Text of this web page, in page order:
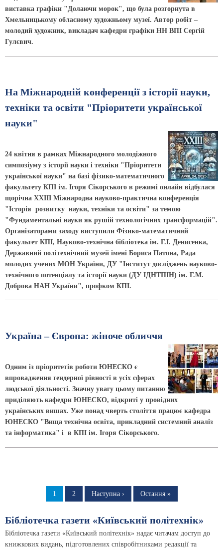
виставка графіки "Долаючи морок", що була розгорнута в
Хмельницькому обласному художньому музеї. Автор робіт –
молодий художник, викладач кафедри графіки НН ВПІ Сергій
Гулєвич.
На Міжнародній конференції з історії науки,
техніки та освіти "Пріоритети української
науки"
24 квітня в рамках Міжнародного молодіжного
симпозіуму з історії науки і техніки "Пріоритети
української науки" на базі фізико-математичного
факультету КПI ім. Ігоря Сікорського в режимі онлайн відбулася
щорічна ХХІІІ Міжнародна науково-практична конференція
"Історія розвитку науки, техніки та освіти" за темою
"Фундаментальні науки як рушій технологічних трансформацій".
Організаторами заходу виступили Фізико-математичний
факультет КПІ, Науково-технічна бібліотека ім. Г.І. Денисенка,
Державний політехнічний музей імені Бориса Патона, Рада
молодих учених МОН України, ДУ "Інститут досліджень науково-
технічного потенціалу та історії науки (ДУ ІДНТПІН) ім. Г.М.
Доброва НАН України", профком КПІ.
Україна – Європа: жіноче обличчя
Одним із пріоритетів роботи ЮНЕСКО є
впровадження гендерної рівності в усіх сферах
людської діяльності. Значну увагу цьому питанню
приділяють кафедри ЮНЕСКО, відкриті у провідних
українських вишах. Уже понад чверть століття працює кафедра
ЮНЕСКО "Вища технічна освіта, прикладний системний аналіз
та інформатика" і в КПІ ім. Ігоря Сікорського.
Сторінка
1 Сторінка
2
Наступна
Наступна ›
Остання
Остання »
Бібліотечка газети «Київський політехнік»
Бібліотечка газети «Київський політехнік» надає читачам доступ до
книжкових видань, підготовлених співробітниками редакції та